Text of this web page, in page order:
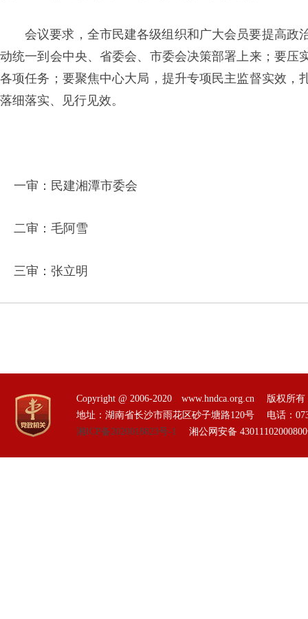
会议要求，全市民建各级组织和广大会员要提高政
动统一到会中央、省委会、市委会决策部署上来；要
各项任务；要聚焦中心大局，提升专项民主监督实效
落细落实、见行见效。
一审：民建湘潭市委会
二审：毛阿雪
三审：张立明
Copyright @ 2006-2020 www.hndca.org.cn 版权所
地址：湖南省长沙市雨花区砂子塘路120号 电话：
湘ICP备2020018823号-1 湘公网安备